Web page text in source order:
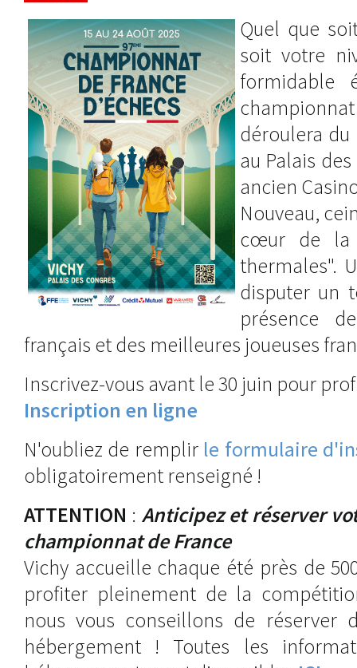
Quel que
soit votre
formidable
déroulera du
au Palais
ancien
Nouveau,
cœur de la
thermales".
disputer un
présence
français et des meilleures joueuses
Inscrivez-vous avant le 30 juin pour
Inscription en ligne
N'oubliez de remplir le formulaire
obligatoirement renseigné !
ATTENTION : Anticipez et réserver
championnat de France
Vichy accueille chaque été près de
profiter pleinement de la
nous vous conseillons de réserver
hébergement ! Toutes les